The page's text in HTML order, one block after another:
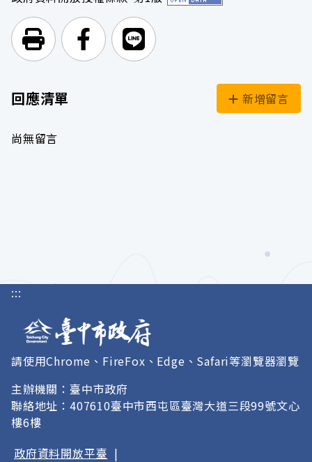
列印頁面前往Facebook
前往Line
回應清單 新增留言
尚無留言
:::
請使用Chrome、FireFox、Edge、Safari等瀏覽器瀏覽
主辦機關：臺中市政府
聯絡地址：407610臺中市西屯區臺灣大道三段99號文心
樓6樓
政府資料開放平臺 |